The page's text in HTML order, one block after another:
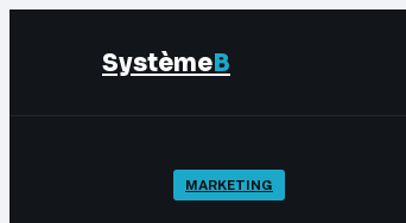
SystèmeB
MARKETING